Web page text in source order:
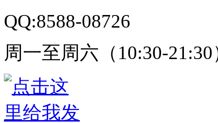
QQ:8588-08726
周一至周六（10:30-21:30